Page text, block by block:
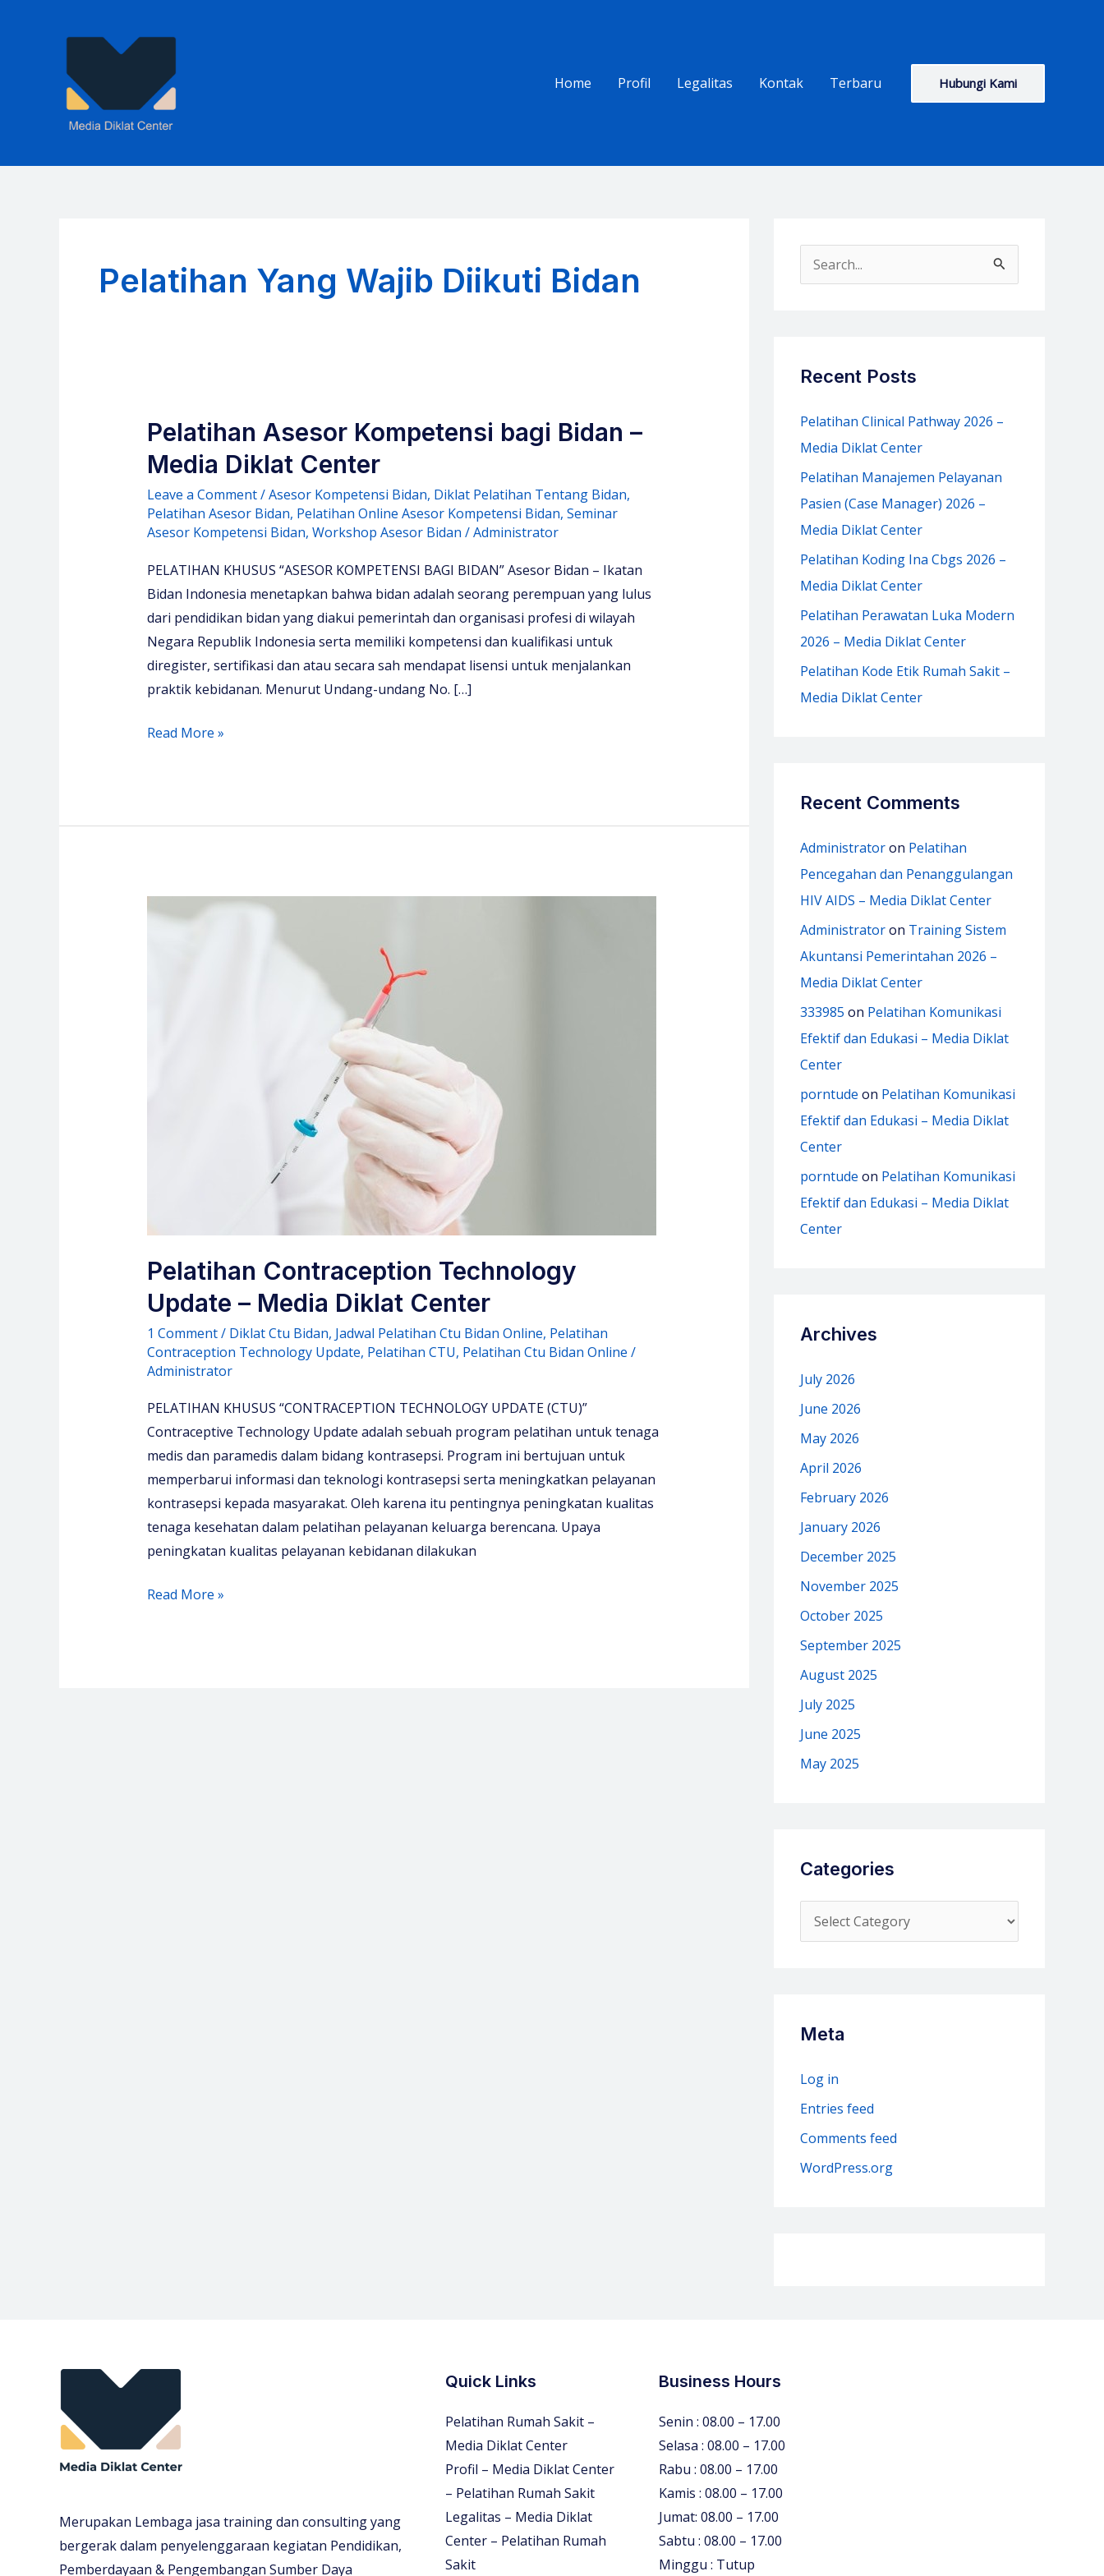
Home
Profil Legalitas Kontak Terbaru Hubungi Kami
Pelatihan Yang Wajib Diikuti Bidan
Pelatihan Asesor Kompetensi bagi Bidan –
Media Diklat Center
Leave a Comment/Asesor Kompetensi Bidan, Diklat Pelatihan Tentang Bidan,
Pelatihan Asesor Bidan, Pelatihan Online Asesor Kompetensi Bidan, Seminar
Asesor Kompetensi Bidan, Workshop Asesor Bidan /Administrator
PELATIHAN KHUSUS “ASESOR KOMPETENSI BAGI BIDAN” Asesor Bidan – Ikatan
Bidan Indonesia menetapkan bahwa bidan adalah seorang perempuan yang lulus
dari pendidikan bidan yang diakui pemerintah dan organisasi profesi di wilayah
Negara Republik Indonesia serta memiliki kompetensi dan kualifikasi untuk
diregister, sertifikasi dan atau secara sah mendapat lisensi untuk menjalankan
praktik kebidanan. Menurut Undang-undang No. […]
Pelatihan
Bidan
Diklat
Center
Read More »
Pelatihan Contraception Technology
Update – Media Diklat Center
1 Comment/ Diklat Ctu Bidan, Jadwal Pelatihan Ctu Bidan Online, Pelatihan
Contraception Technology Update, Pelatihan CTU, Pelatihan Ctu Bidan Online /
Administrator
PELATIHAN KHUSUS “CONTRACEPTION TECHNOLOGY UPDATE (CTU)”
Contraceptive Technology Update adalah sebuah program pelatihan untuk tenaga
medis dan paramedis dalam bidang kontrasepsi. Program ini bertujuan untuk
memperbarui informasi dan teknologi kontrasepsi serta meningkatkan pelayanan
kontrasepsi kepada masyarakat. Oleh karena itu pentingnya peningkatan kualitas
tenaga kesehatan dalam pelatihan pelayanan keluarga berencana. Upaya
peningkatan kualitas pelayanan kebidanan dilakukan
Pelatihan
Read More »
e
h
f
o
Recent Posts
Pelatihan Clinical Pathway 2026 –
Media Diklat Center
Pelatihan Manajemen Pelayanan
Pasien (Case Manager) 2026 –
Media Diklat Center
Pelatihan Koding Ina Cbgs 2026 –
Media Diklat Center
Pelatihan Perawatan Luka Modern
2026 – Media Diklat Center
Pelatihan Kode Etik Rumah Sakit –
Media Diklat Center
Recent Comments
Administratoron Pelatihan
Pencegahan dan Penanggulangan
HIV AIDS – Media Diklat Center
Administratoron Training Sistem
Akuntansi Pemerintahan 2026 –
Media Diklat Center
333985 on Pelatihan Komunikasi
Efektif dan Edukasi – Media Diklat
Center
porntude on Pelatihan Komunikasi
Efektif dan Edukasi – Media Diklat
Center
porntude on Pelatihan Komunikasi
Efektif dan Edukasi – Media Diklat
Center
Archives
July 2026
June 2026
May 2026
April 2026
February 2026
January 2026
December 2025
November 2025
October 2025
September 2025
August 2025
July 2025
June 2025
May 2025
Categories
a
o
r
Meta
Log in
Entries feed
Comments feed
WordPress.org
Merupakan Lembaga jasa training dan consulting yang
bergerak dalam penyelenggaraan kegiatan Pendidikan,
Pemberdayaan & Pengembangan Sumber Daya
Quick Links
Pelatihan Rumah Sakit –
Media Diklat Center
Profil – Media Diklat Center
– Pelatihan Rumah Sakit
Legalitas – Media Diklat
Center – Pelatihan Rumah
Sakit
Business Hours
Senin : 08.00 – 17.00
Selasa : 08.00 – 17.00
Rabu : 08.00 – 17.00
Kamis : 08.00 – 17.00
Jumat: 08.00 – 17.00
Sabtu : 08.00 – 17.00
Minggu : Tutup